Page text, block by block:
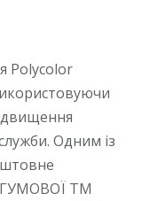
Polycolor
Одним із
ГУМОВОЇ ТМ